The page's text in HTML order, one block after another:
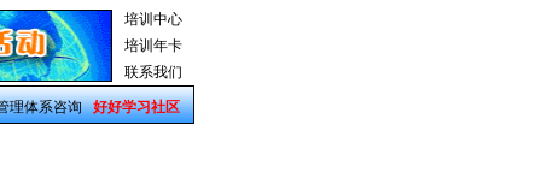
培训中心
培训年卡
联系我们
理体系咨询 好好学习社区